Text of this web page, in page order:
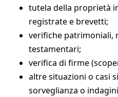
tutela della proprietà
registrate e brevetti;
verifiche patrimoniali,
testamentari;
verifica di firme
altre situazioni o casi
sorveglianza o